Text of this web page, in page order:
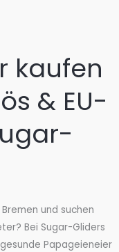
kaufen
& EU-
und suchen
Bei Sugar-Gliders
Papageieneier